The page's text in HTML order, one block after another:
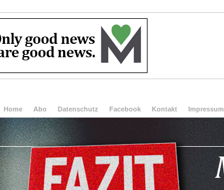
Home Abo Datenschutz Facebook Kontakt Impressum